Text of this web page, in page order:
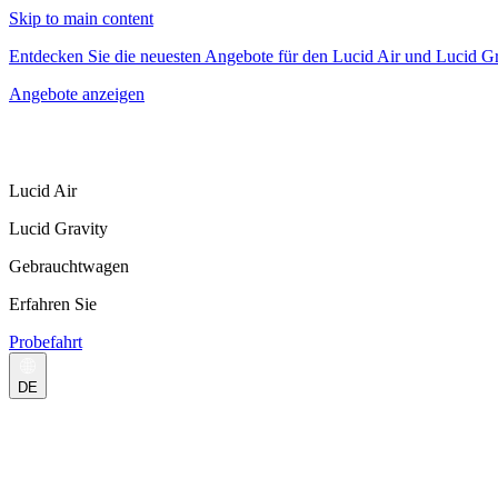
Skip to main content
Entdecken Sie die neuesten Angebote für den Lucid Air und Lucid
Angebote anzeigen
Lucid Air
Lucid Gravity
Gebrauchtwagen
Erfahren Sie
Probefahrt
DE